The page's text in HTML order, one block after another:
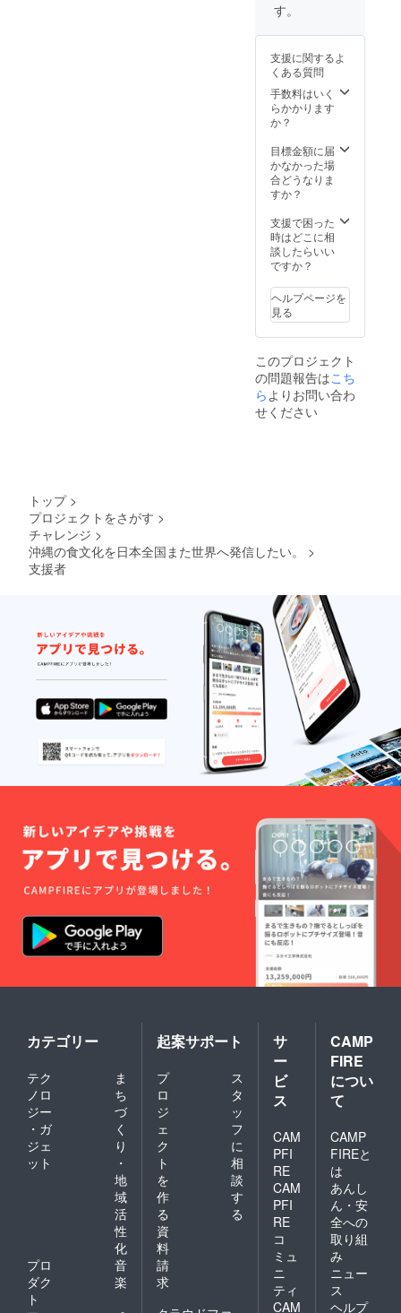
シーズ
でのご
提供の
ものも
考えて
おりま
額に応
じて、
漬物や
カーサ
(もち)、
サー
ターア
ンダ
追加し
ます。
お楽し
みに！
及び添
加物等
の食品
表示は
お届け
届けの
付され
たラベ
ルや注
意書き
をご確
認くだ
さい。
す。
支援に関するよ
くある質問
手数料はいく
らかかります
か？
目標金額に届
かなかった場
合どうなりま
すか？
支援で困った
時はどこに相
談したらいい
ですか？
ヘルプページを
見る
このプロジェクト
の問題報告はこち
らよりお問い合わ
せください
トップ >
プロジェクトをさがす >
チャレンジ >
沖縄の食文化を日本全国また世界へ発信したい。
>
支援者
カテゴリー
テク
ノロ
ジー
・ガ
ジェ
ット
ま
ち
づ
く
り
・
地
域
活
性
化
プロ
ダク
ト
音
楽
起案サポート
プ
ロ
ジ
ェ
ク
ト
を
作
る
ス
タ
ッ
フ
に
相
談
す
る
資
料
請
求
サ
ー
ビ
ス
CAM
PFI
RE
CAM
PFI
RE
コ
ミュ
ニ
ティ
CAM
CAMP
FIRE
につい
て
CAMP
FIREと
は
あんし
ん・安
全への
取り組
み
ニュー
ス
ヘルプ